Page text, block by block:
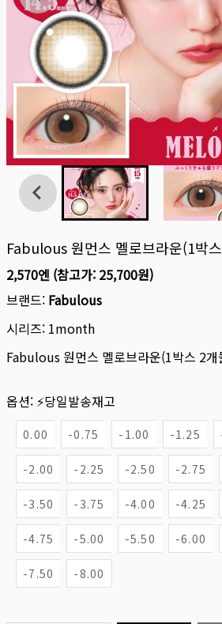
Fabulous 원먼스 멜로브라운(1박
2,570엔 (참고가: 25,700원)
브랜드: Fabulous
시리즈: 1month
Fabulous 원먼스 멜로브라운(1박스 2개
옵션: ⚡당일발송재고
0.00 -0.75 -1.00 -1.25
-2.00 -2.25 -2.50 -2.75
-3.50 -3.75 -4.00 -4.25
-4.75 -5.00 -5.50 -6.00
-7.50 -8.00